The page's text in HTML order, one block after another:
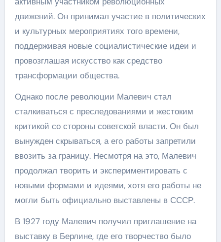
движений. Он принимал участие в политических
и культурных мероприятиях того времени,
поддерживая новые социалистические идеи и
провозглашая искусство как средство
трансформации общества.
Однако после революции Малевич стал
сталкиваться с преследованиями и жестоким
критикой со стороны советской власти. Он был
вынужден скрываться, а его работы запретили
ввозить за границу. Несмотря на это, Малевич
продолжал творить и экспериментировать с
новыми формами и идеями, хотя его работы не
могли быть официально выставлены в СССР.
В 1927 году Малевич получил приглашение на
выставку в Берлине, где его творчество было